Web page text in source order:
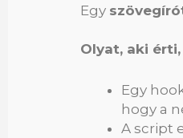
Egy
Olyat, aki
Egy
hogy a
A script